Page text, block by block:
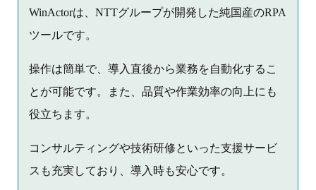
WinActorは、NTTグループが開発した純国産のRPA
ツールです。
操作は簡単で、導入直後から業務を自動化するこ
とが可能です。また、品質や作業効率の向上にも
役立ちます。
コンサルティングや技術研修といった支援サービ
スも充実しており、導入時も安心です。